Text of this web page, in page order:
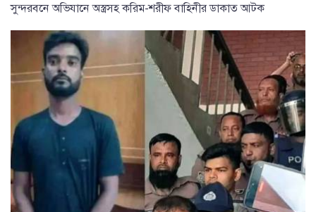
সুন্দরবনে অভিযানে অস্ত্রসহ করিম-শরীফ বাহিনীর ডাকাত আটক